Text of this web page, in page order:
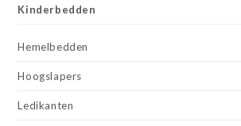
Kinderbedden
Hemelbedden
Hoogslapers
Ledikanten